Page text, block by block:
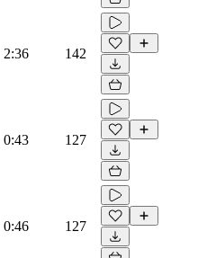
2:36 142
0:43 127
0:46 127